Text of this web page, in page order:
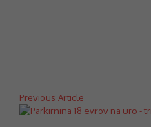
Previous Article